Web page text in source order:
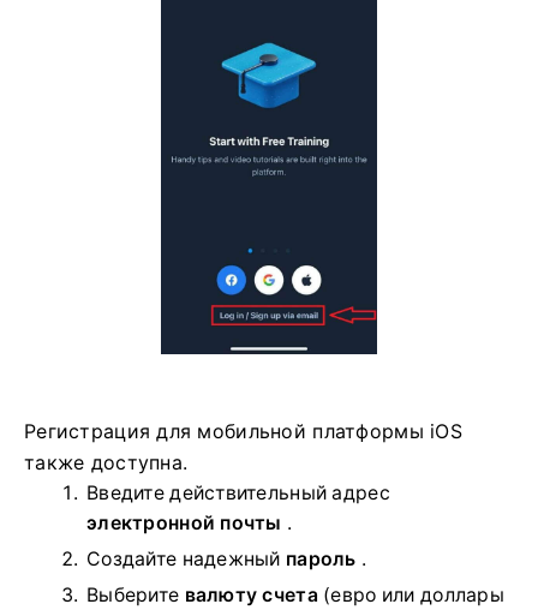
Регистрация для мобильной платформы iOS
также доступна.
Введите действительный адрес
электронной почты .
Создайте надежный пароль .
Выберите валюту счета (евро или доллары